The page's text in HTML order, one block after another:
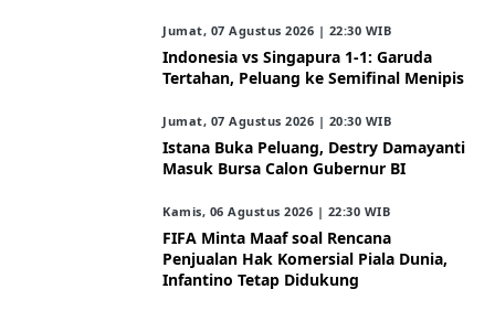
Jumat, 07 Agustus 2026 | 22:30 WIB
Indonesia vs Singapura 1-1: Garuda
Tertahan, Peluang ke Semifinal Menipis
Jumat, 07 Agustus 2026 | 20:30 WIB
Istana Buka Peluang, Destry Damayanti
Masuk Bursa Calon Gubernur BI
Kamis, 06 Agustus 2026 | 22:30 WIB
FIFA Minta Maaf soal Rencana
Penjualan Hak Komersial Piala Dunia,
Infantino Tetap Didukung